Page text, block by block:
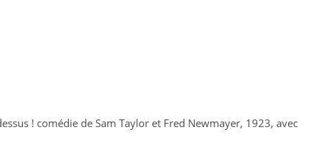
! comédie de Sam Taylor et Fred Newmayer, 1923, avec